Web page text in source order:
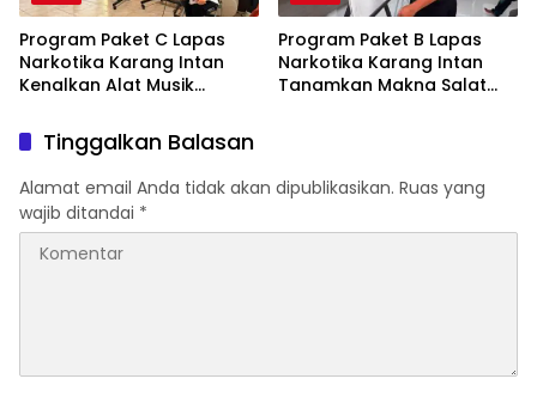
Program Paket C Lapas
Narkotika Karang Intan
Kenalkan Alat Musik
Binaan
Program Paket B Lapas
Narkotika Karang Intan
Tanamkan Makna Salat
Tinggalkan Balasan
Alamat email Anda tidak akan dipublikasikan. Ruas yang
wajib ditandai *